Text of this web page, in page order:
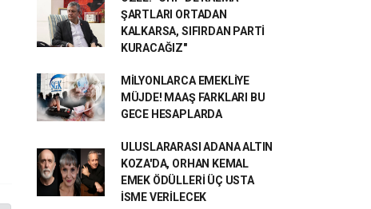
ŞARTLARI ORTADAN
KALKARSA, SIFIRDAN PARTİ
KURACAĞIZ"
MİLYONLARCA EMEKLİYE
MÜJDE! MAAŞ FARKLARI BU
GECE HESAPLARDA
ULUSLARARASI ADANA ALTIN
KOZA'DA, ORHAN KEMAL
EMEK ÖDÜLLERİ ÜÇ USTA
İSME VERİLECEK